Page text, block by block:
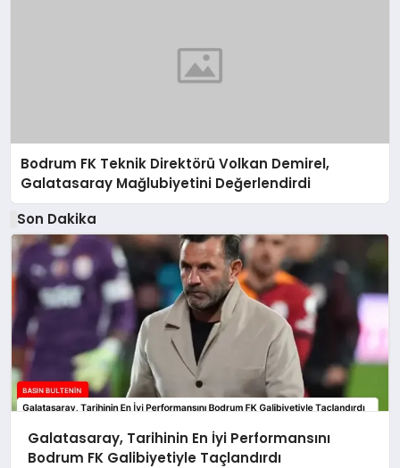
Bodrum FK Teknik Direktörü Volkan Demirel,
Galatasaray Mağlubiyetini Değerlendirdi
Son Dakika
Galatasaray, Tarihinin En İyi Performansını
Bodrum FK Galibiyetiyle Taçlandırdı